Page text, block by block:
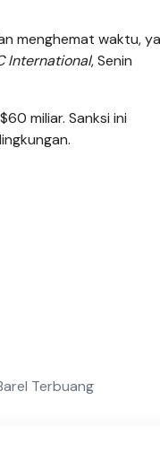
menghemat waktu,
International, Senin
miliar. Sanksi ini
Terbuang